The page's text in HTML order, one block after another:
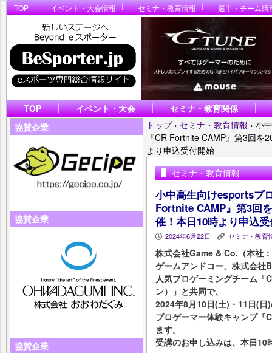
TOP イベント・大会情報 セミナ・教育情報 選手・チーム情
TOP イベント・大会
セミナ・教育関係
協賛企業
協賛企業
協賛企業
トップ › セミナ・教育情報 › 小
『CR Fortnite CAMP』第3回
より申込受付開始
セミナ・教育情報
小中高生向けesportsプ
Fortnite CAMP』第3回
催！本日10時より申込
P 2024年6月22日 K セミナ・教育
株式会社Game & Co.（本社
ゲームアンドコー、株式会
人気プロゲーミングチーム
ン）」と共同で、
2024年8月10日(土)・11日(
プロゲーマー体験キャンプ
ます。
受講のお申し込みは、本日10